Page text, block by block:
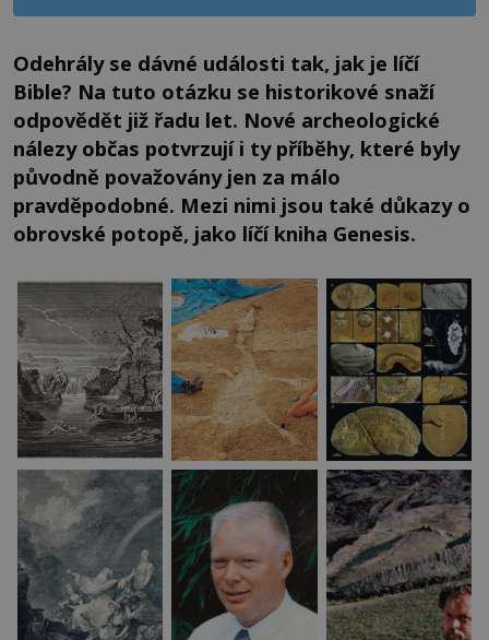
Odehrály se dávné události tak, jak je líčí
Bible? Na tuto otázku se historikové snaží
odpovědět již řadu let. Nové archeologické
nálezy občas potvrzují i ty příběhy, které byly
původně považovány jen za málo
pravděpodobné. Mezi nimi jsou také důkazy o
obrovské potopě, jako líčí kniha Genesis.